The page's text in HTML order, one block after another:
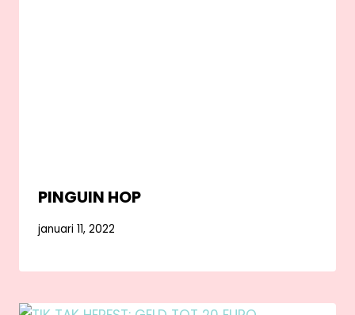
PINGUIN HOP
januari 11, 2022